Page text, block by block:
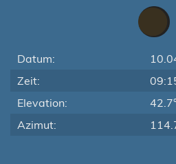
Datum:
Zeit:
Elevation:
Azimut: